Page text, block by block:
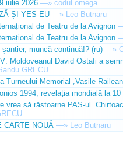
iulie 2026 —» codul omega
ȘI YES-EU —» Leo Butnaru
de Teatru de la Avignon
de Teatru de la Avignon
muncă continuă!? (ru) —»
Moldoveanul David Ostafi a
GRECU
Turneului Memorial „Vasile
1994, revelația mondială la
vrea să răstoarne PAS-ul.
CARTE NOUĂ —» Leo Butnaru